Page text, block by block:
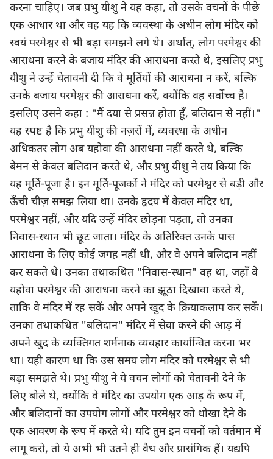
करना चाहिए। जब प्रभु यीशु ने यह कहा, तो उसके वचनों के पीछे
एक आधार था और वह यह कि व्यवस्था के अधीन लोग मंदिर को
स्वयं परमेश्वर से भी बड़ा समझने लगे थे। अर्थात्, लोग परमेश्वर की
आराधना करने के बजाय मंदिर की आराधना करते थे, इसलिए प्रभु
यीशु ने उन्हें चेतावनी दी कि वे मूर्तियों की आराधना न करें, बल्कि
उनके बजाय परमेश्वर की आराधना करें, क्योंकि वह सर्वोच्च है।
इसलिए उसने कहा : "मैं दया से प्रसन्न होता हूँ, बलिदान से नहीं।"
यह स्पष्ट है कि प्रभु यीशु की नज़रों में, व्यवस्था के अधीन
अधिकतर लोग अब यहोवा की आराधना नहीं करते थे, बल्कि
बेमन से केवल बलिदान करते थे, और प्रभु यीशु ने तय किया कि
यह मूर्ति-पूजा है। इन मूर्ति-पूजकों ने मंदिर को परमेश्वर से बड़ी और
ऊँची चीज़ समझ लिया था। उनके हृदय में केवल मंदिर था,
परमेश्वर नहीं, और यदि उन्हें मंदिर छोड़ना पड़ता, तो उनका
निवास-स्थान भी छूट जाता। मंदिर के अतिरिक्त उनके पास
आराधना के लिए कोई जगह नहीं थी, और वे अपने बलिदान नहीं
कर सकते थे। उनका तथाकथित "निवास-स्थान" वह था, जहाँ वे
यहोवा परमेश्वर की आराधना करने का झूठा दिखावा करते थे,
ताकि वे मंदिर में रह सकें और अपने खुद के क्रियाकलाप कर सकें।
उनका तथाकथित "बलिदान" मंदिर में सेवा करने की आड़ में
अपने खुद के व्यक्तिगत शर्मनाक व्यवहार कार्यान्वित करना भर
था। यही कारण था कि उस समय लोग मंदिर को परमेश्वर से भी
बड़ा समझते थे। प्रभु यीशु ने ये वचन लोगों को चेतावनी देने के
लिए बोले थे, क्योंकि वे मंदिर का उपयोग एक आड़ के रूप में,
और बलिदानों का उपयोग लोगों और परमेश्वर को धोखा देने के
एक आवरण के रूप में करते थे। यदि तुम इन वचनों को वर्तमान में
लागू करो, तो ये अभी भी उतने ही वैध और प्रासंगिक हैं। यद्यपि